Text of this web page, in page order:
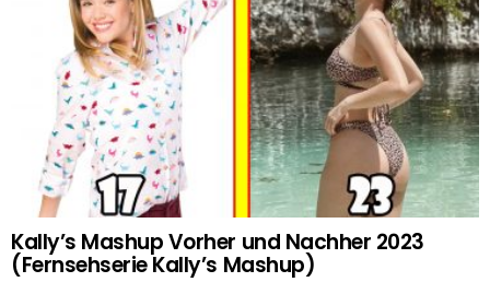
Kally’s Mashup Vorher und Nachher 2023
(Fernsehserie Kally’s Mashup)